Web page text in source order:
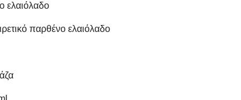
ελαιόλαδο
παρθένο ελαιόλαδο